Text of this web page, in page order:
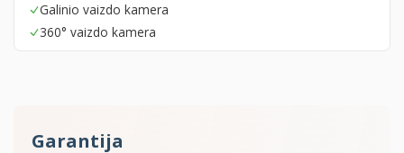
Galinio vaizdo kamera
360° vaizdo kamera
Garantija